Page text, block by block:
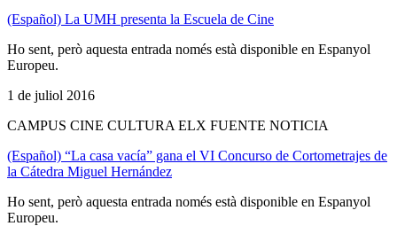
(Español) La UMH presenta la Escuela de Cine
Ho sent, però aquesta entrada només està disponible en Espanyol
Europeu.
1 de juliol 2016
CAMPUS CINE CULTURA ELX FUENTE NOTICIA
(Español) “La casa vacía” gana el VI Concurso de Cortometrajes de
la Cátedra Miguel Hernández
Ho sent, però aquesta entrada només està disponible en Espanyol
Europeu.